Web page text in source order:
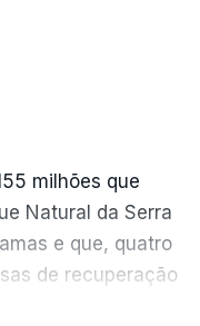
milhões que
Natural da Serra
e que, quatro
de recuperação